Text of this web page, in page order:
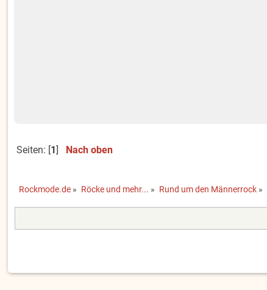
Seiten: [1] Nach oben
Rockmode.de » Röcke und mehr... » Rund um den Männerrock »